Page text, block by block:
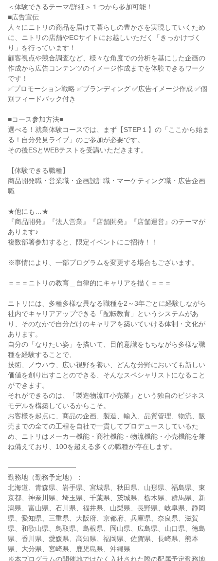
＜体験できるテーマ/詳細＞１つから参加可能！
■広告宣伝
人々にニトリの商品を届けて暮らしの豊かさを実現していくため
に、ニトリの店舗やECサイトにお越しいただく「きっかけづく
り」を行っています！
顧客視点や競合調査など、様々な角度での分析を基にした企画の
作成から広告コンテンツのイメージ作成までを体験できるワーク
です！
✅プロモーション戦略 ✅ブランディング ✅広告イメージ作成 ✅個
別フィードバック付き
■コース参加方法■
選べる！就業体験コースでは、まず【STEP１】の「ここから始ま
る！自分発見ライブ」のご参加が必要です。
その後ESとWEBテストを受講いただきます。
【体験できる職種】
商品開発職・営業職・企画設計職・マーケティング職・広告企画
職
★他にも…★
『商品開発』『法人営業』『店舗開発』『店舗運営』のテーマが
あります♪
複数部署参加すると、限定イベントにご招待！！
※事情により、一部プログラムを変更する場合もございます。
＝＝＝ニトリの教育＿自律的にキャリアを描く＝＝＝
ニトリには、多種多様な異なる職種を2～3年ごとに経験しながら
社内でキャリアアップできる「配転教育」というシステムがあ
り、そのなかで自分だけのキャリアを築いていける体制・文化が
あります。
自分の「なりたい姿」を描いて、目的意識をもちながら多様な職
種を経験することで、
技術、ノウハウ、広い視野を養い、どんな分野においても新しい
価値を創り出すことのできる、そんなスペシャリストになること
ができます。
それができるのは、「製造物流IT小売業」という独自のビジネス
モデルを構築しているからこそ。
お客様を起点に、商品の企画、製造、輸入、品質管理、物流、販
売までの全ての工程を自社で一貫してプロデュースしているた
め、ニトリはメーカー機能・商社機能・物流機能・小売機能を兼
ね備えており、100を超える多くの職種が存在します。
――――――――――
勤務地（勤務予定地）：
北海道、青森県、岩手県、宮城県、秋田県、山形県、福島県、東
京都、神奈川県、埼玉県、千葉県、茨城県、栃木県、群馬県、新
潟県、富山県、石川県、福井県、山梨県、長野県、岐阜県、静岡
県、愛知県、三重県、大阪府、京都府、兵庫県、奈良県、滋賀
県、和歌山県、鳥取県、島根県、岡山県、広島県、山口県、徳島
県、香川県、愛媛県、高知県、福岡県、佐賀県、長崎県、熊本
県、大分県、宮崎県、鹿児島県、沖縄県
※本プログラムの開催地ではなく入社された際の配属予定勤務地